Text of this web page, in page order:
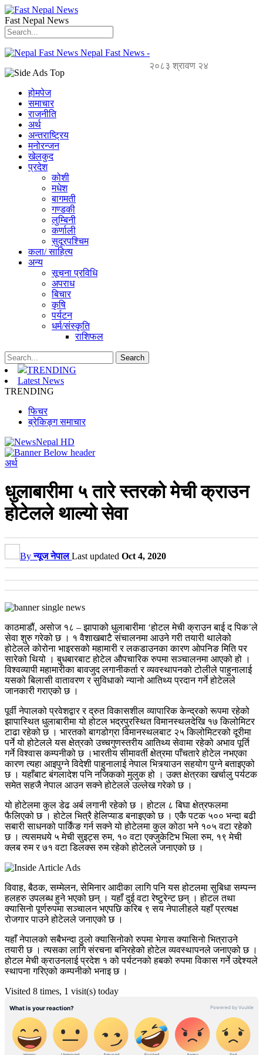
Fast Nepal News
Nepal Fast News -
२०८३ श्रावण २४
होमपेज
समाचार
राजनीति
अर्थ
अन्तराष्ट्रिय
मनोरन्जन
खेलकुद
प्रदेश
कोशी
मधेश
बागमती
गण्डकी
लुम्बिनी
कर्णाली
सुदूरपश्चिम
कला/ साहित्य
अन्य
सूचना प्रविधि
अपराध
बिचार
कृषि
पर्यटन
धर्म/संस्कृति
राशिफल
TRENDING
Latest News
TRENDING
फिचर
ब्रेकिङ्ग समाचार
अर्थ
धुलाबारीमा ५ तारे स्तरको मेची क्राउन
होटेलले थाल्यो सेवा
Byन्यूज नेपाल Last updated Oct 4, 2020
काठमाडौं, असोज १८ – झापाको धुलाबारीमा ‘होटल मेची क्राउन बाई द पिक’ले
सेवा शुरु गरेको छ । १ वैशाखबाटै संचालनमा आउने गरी तयारी थालेको
होटेलले कोरोना भाइरसको महामारी र लकडाउनका कारण ओपनिङ मिति पर
सारेको थियो । बुधबारबाट होटेल औपचारिक रुपमा सञ्चालनमा आएको हो ।
विश्वव्यापी महामारीका बावजुद लगानीकर्ता र व्यवस्थापनको टोलीले पाहुनालाई
यसको बिलासी वातावरण र सुविधाको न्यानो आतिथ्य प्रदान गर्ने होटेलले
जानकारी गराएको छ ।
पूर्वी नेपालको प्रवेशद्वार र द्रुत विकासशील व्यापारिक केन्द्रको रूपमा रहेको
झापास्थित धुलाबारीमा यो होटल भद्रपुरस्थित विमानस्थलदेखि १७ किलोमिटर
टाढा रहेको छ । भारतको बागडोग्रा विमानस्थलबाट २५ किलोमिटरको दूरीमा
पर्ने यो होटेलले यस क्षेत्रको उच्चगुणस्तरीय आतिथ्य सेवामा रहेको अभाव पूर्ति
गर्ने विश्वास कम्पनीको छ ।भारतीय सीमावर्ती क्षेत्रमा पाँचतारे होटेल नभएका
कारण त्यहा आइपुग्ने विदेशी पाहुनालाई नेपाल भित्र्याउन सहयोग पुग्ने बताइएको
छ । यहाँबाट बंगलादेश पनि नजिकको मुलुक हो । उक्त क्षेत्रका खर्चालु पर्यटक
समेत सहजै नेपाल आउन सक्ने होटेलले उल्लेख गरेको छ ।
यो होटेलमा कुल डेढ अर्ब लगानी रहेको छ । होटल ८ बिघा क्षेत्रफलमा
फैलिएको छ । होटेल भित्रै हेलिप्याड बनाइएको छ । एकै पटक ५०० भन्दा बढी
सबारी साधनको पार्किंङ गर्न सक्ने यो होटेलमा कुल कोठा भने १०५ वटा रहेको
छ । त्यसमधये ५ मेची सुइट्स रुम, १० वटा एक्जुकेटिभ भिला रुम, १९ मेची
क्लब रुम र ७१ वटा डिलक्स रुम रहेको होटेलले जनाएको छ ।
विवाह, बैठक, सम्मेलन, सेमिनार आदीका लागि पनि यस होटलमा सुबिधा सम्पन्न
हलहरु उपलब्ध हुने भएको छन् । यहाँ दुई वटा रेष्टुरेन्ट छन् । होटल तथा
क्यासिनो पूर्णरुपमा सञ्चालन भएपछि करिब ९ सय नेपालीहले यहाँ प्रत्यक्ष
रोजगार पाउने होटेलले जनाएको छ ।
यहाँ नेपालको सबैभन्दा ठुलो क्यासिनोको रुपमा भेगास क्यासिनो भित्राउने
तयारी छ । त्यसका लागि संरचना बनिरहेको होटेल व्यवस्थापनले जनाएको छ ।
होटल मेची क्राउनलाई प्रदेश १ को पर्यटनको हबको रुपमा विकास गर्ने उद्देश्यले
स्थापना गरिएको कम्पनीको भनाइ छ ।
Visited 8 times, 1 visit(s) today